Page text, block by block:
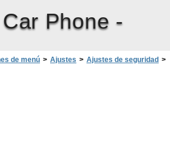
Phone -
de menú > Ajustes > Ajustes de seguridad >